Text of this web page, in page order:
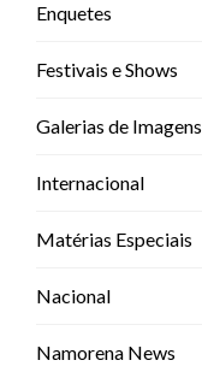
Enquetes
Festivais e Shows
Galerias de Imagens
Internacional
Matérias Especiais
Nacional
Namorena News